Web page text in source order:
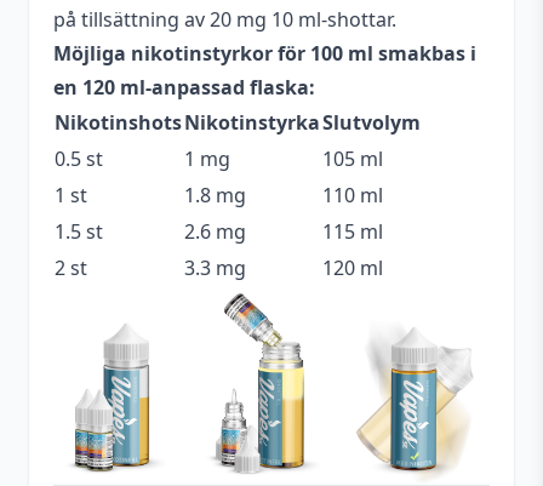
på tillsättning av 20 mg 10 ml-shottar.
Möjliga nikotinstyrkor för 100 ml smakbas i
en 120 ml-anpassad flaska:
NikotinshotsNikotinstyrkaSlutvolym
0.5 st
1 mg
105 ml
1 st
1.8 mg
110 ml
1.5 st
2.6 mg
115 ml
2 st
3.3 mg 120 ml
Blandning
65VG / 35PG
Flaskstorlek
120 ml
Innehåller
cooling
Nej
Serie
Future Juice
Mjölk
Future Juice Labs
Shortfill
Utrymme för
nikotinshots
20 ml (2 st)